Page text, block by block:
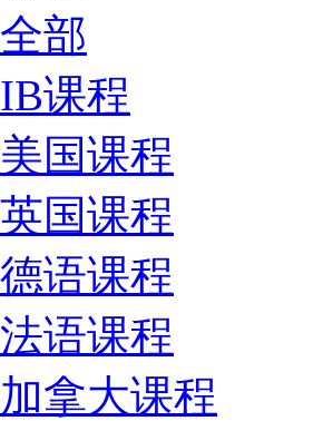
全部
IB课程
美国课程
英国课程
德语课程
法语课程
加拿大课程